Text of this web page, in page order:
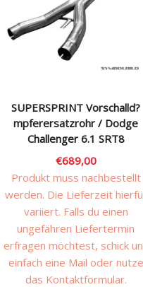
Die
Optionen
können
gewählt
werden
SUPERSPRINT Vorschalld?
mpferersatzrohr / Dodge
Challenger 6.1 SRT8
€689,00
Produkt muss nachbestellt
werden. Die Lieferzeit
variiert. Falls du einen
ungefähren Liefertermin
erfragen möchtest, schick
einfach eine Mail oder nutze
das Kontaktformular.